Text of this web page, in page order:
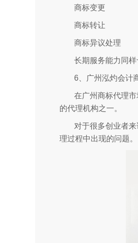
商标变更
商标转让
商标异议处理
长期服务能力同样
6、广州泓灼会计
在广州商标代理
的代理机构之一。
对于很多创业者
理过程中出现的问题。